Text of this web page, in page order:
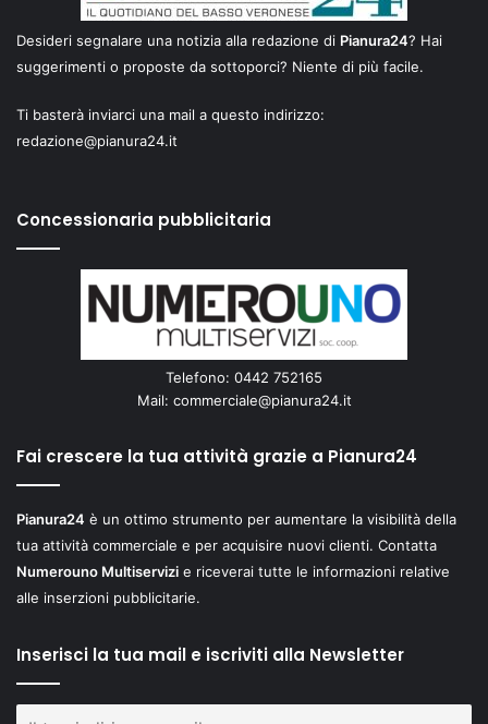
Desideri segnalare una notizia alla redazione di Pianura24? Hai
suggerimenti o proposte da sottoporci? Niente di più facile.
Ti basterà inviarci una mail a questo indirizzo:
redazione@pianura24.it
Concessionaria pubblicitaria
Telefono: 0442 752165
Mail: commerciale@pianura24.it
Fai crescere la tua attività grazie a Pianura24
Pianura24 è un ottimo strumento per aumentare la visibilità della
tua attività commerciale e per acquisire nuovi clienti. Contatta
Numerouno Multiservizi e riceverai tutte le informazioni relative
alle inserzioni pubblicitarie.
Inserisci la tua mail e iscriviti alla Newsletter